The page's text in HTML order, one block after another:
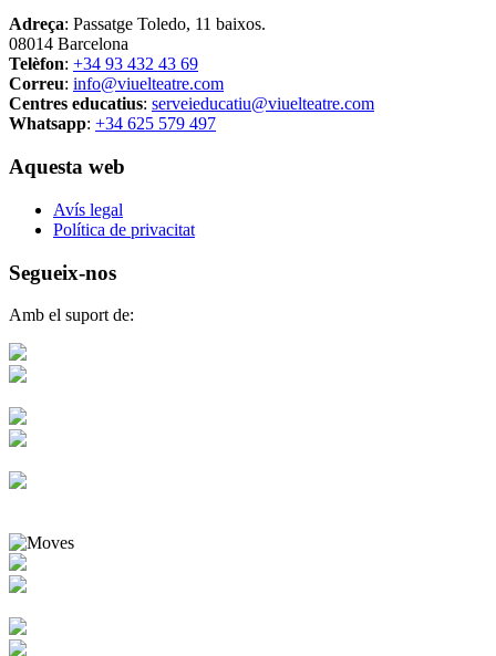
Adreça: Passatge Toledo, 11 baixos.
08014 Barcelona
Telèfon: +34 93 432 43 69
Correu: info@viuelteatre.com
Centres educatius: serveieducatiu@viuelteatre.com
Whatsapp: +34 625 579 497
Aquesta web
Avís legal
Política de privacitat
Segueix-nos
Amb el suport de: